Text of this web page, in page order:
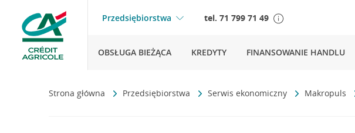
Przedsiębiorstwa tel. 71 799 71 49
OBSŁUGA BIEŻĄCA KREDYTY FINANSOWANIE HANDLU
Strona główna Przedsiębiorstwa Serwis ekonomiczny Makropuls